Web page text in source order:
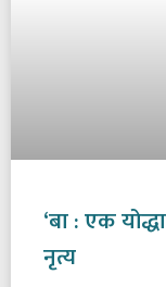
‘बा : एक
नृत्य